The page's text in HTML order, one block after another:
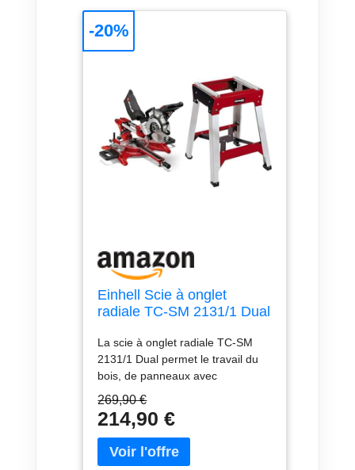
Einhell Scie à onglet
radiale TC-SM 2131/1 Dual
tour/min, système de
glissière intégré, avec lame
aux carbures de tungstène
et laser) VERSION KIT
avec Piètement Universel
La scie à onglet radiale TC-SM
2131/1 Dual permet le travail du
bois, de panneaux avec
revêtement et de matières
plastiques. La scie à onglet radiale
permet la réalisation de coupes
d’onglets nettes et la découpe
précise de longueurs Ce
269,90 €
214,90 €
-20%